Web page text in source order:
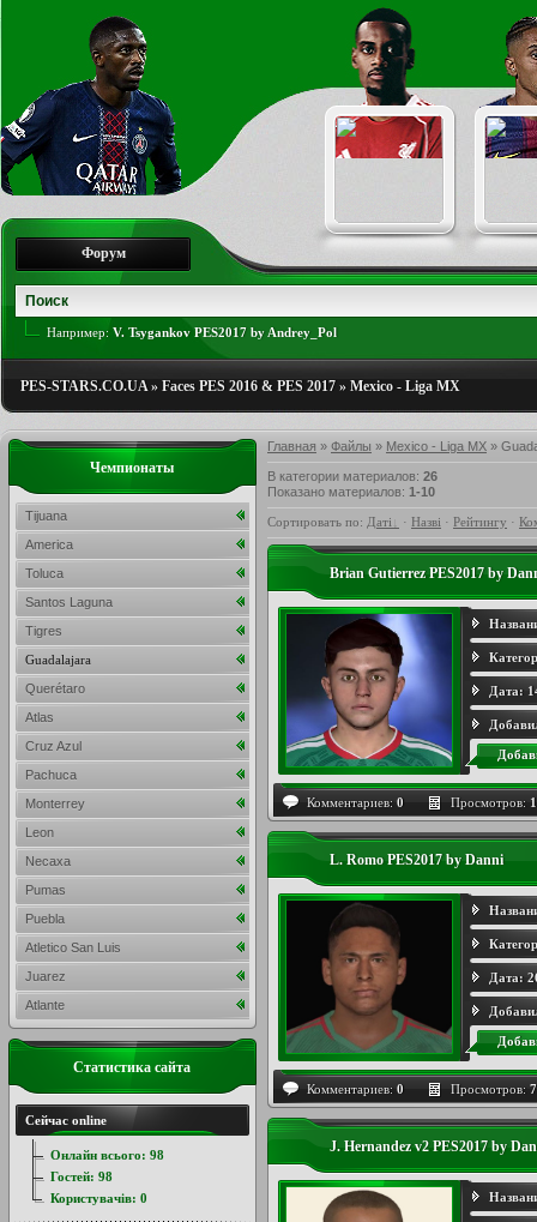
Форум
Например: V. Tsygankov PES2017 by Andrey_Pol
PES-STARS.CO.UA» Faces PES 2016 & PES 2017 » Mexico - Liga MX
Главная » Файлы » Mexico - Liga MX »
В категории материалов: 26
Показано материалов: 1-10
Сортировать по: Даті · Назві · Рейтингу ·
Brian Gutierrez PES2017 by
Дата:
Комментариев: 0 Просмотров:
L. Romo PES2017 by Danni
Дата:
Комментариев: 0 Просмотров:
J. Hernandez v2 PES2017 by
Чемпионаты
Tijuana
America
Toluca
Santos Laguna
Tigres
Guadalajara
Querétaro
Atlas
Cruz Azul
Pachuca
Monterrey
Leon
Necaxa
Pumas
Puebla
Atletico San Luis
Juarez
Atlante
Статистика сайта
Сейчас online
Онлайн всього: 98
Гостей: 98
Користувачів: 0